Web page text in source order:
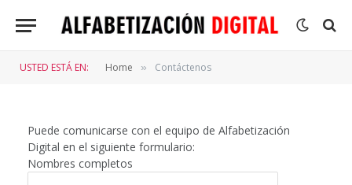
USTED ESTÁ EN: Home » Contáctenos
Puede comunicarse con el equipo de Alfabetización
Digital en el siguiente formulario:
Nombres completos